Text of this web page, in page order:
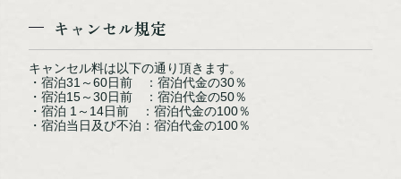
キャンセル規定
キャンセル料は以下の通り頂きます。
・宿泊31～60日前 ：宿泊代金の30％
・宿泊15～30日前 ：宿泊代金の50％
・宿泊 1～14日前 ：宿泊代金の100％
・宿泊当日及び不泊：宿泊代金の100％